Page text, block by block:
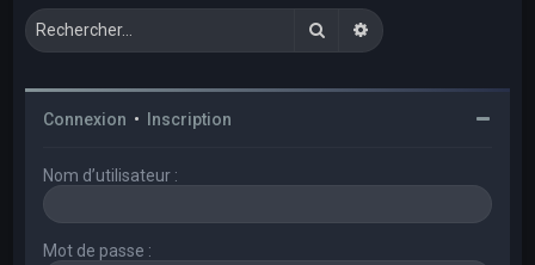
RechercherRecherche avancée
Connexion • Inscription
Nom d’utilisateur :
Mot de passe :